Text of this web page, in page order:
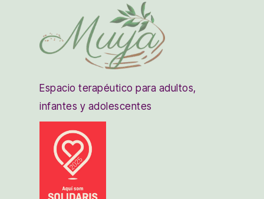
Espacio terapéutico para adultos,
infantes y adolescentes